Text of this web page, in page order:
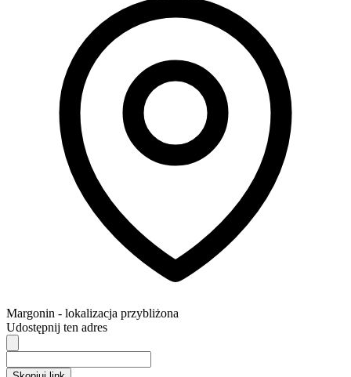
Margonin - lokalizacja przybliżona
Udostępnij ten adres